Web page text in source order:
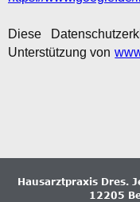
Hausarztpraxis Dres.
12205
Diese
Unterstützung von